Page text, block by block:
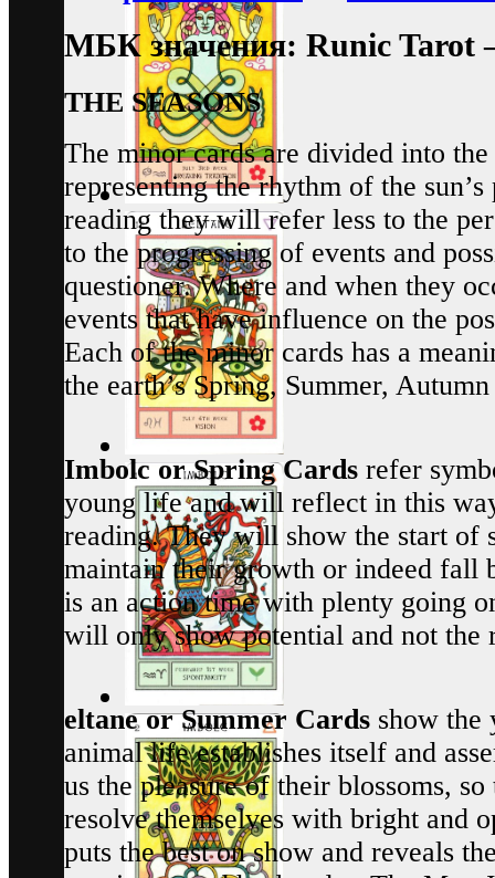
МБК значения: Runic Tarot
THE SEASONS
The minor cards are divided into
representing the rhythm of the
reading they will refer less to the
to the progressing of events and
questioner. Where and when they
events that have influence on the
Each of the minor cards has a
the earth’s Spring, Summer,
Imbolc or Spring Cards refer
young life and will reflect in this
reading. They will show the start of
maintain their growth or indeed fall
is an action time with plenty going
will only show potential and not
eltane or Summer Cards show the
animal life establishes itself and
us the pleasure of their blossoms,
resolve themselves with bright and
puts the best on show and reveals